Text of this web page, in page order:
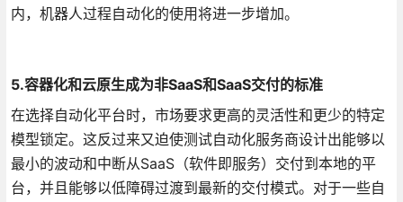
内，机器人过程自动化的使用将进一步增加。
5.容器化和云原生成为非SaaS和SaaS交付的标准
在选择自动化平台时，市场要求更高的灵活性和更少的特定
模型锁定。这反过来又迫使测试自动化服务商设计出能够以
最小的波动和中断从SaaS（软件即服务）交付到本地的平
台，并且能够以低障碍过渡到最新的交付模式。对于一些自